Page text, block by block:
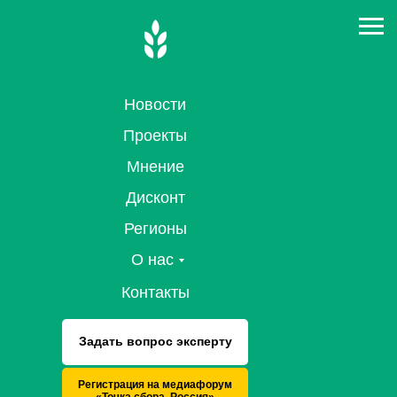
Новости
Проекты
Мнение
Дисконт
Регионы
О нас
Контакты
Задать вопрос эксперту
Регистрация на медиафорум